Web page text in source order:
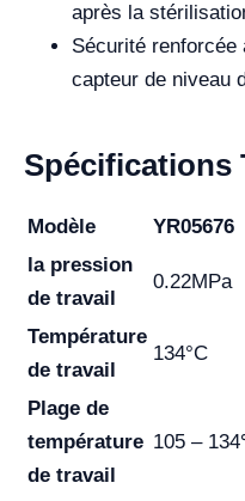
après la
Sécurité
capteur de niveau
Spécifications
Modèle YR05676
la pression
de travail
0.22MPa
Température
de travail
134°C
Plage de
température
de travail
105 –